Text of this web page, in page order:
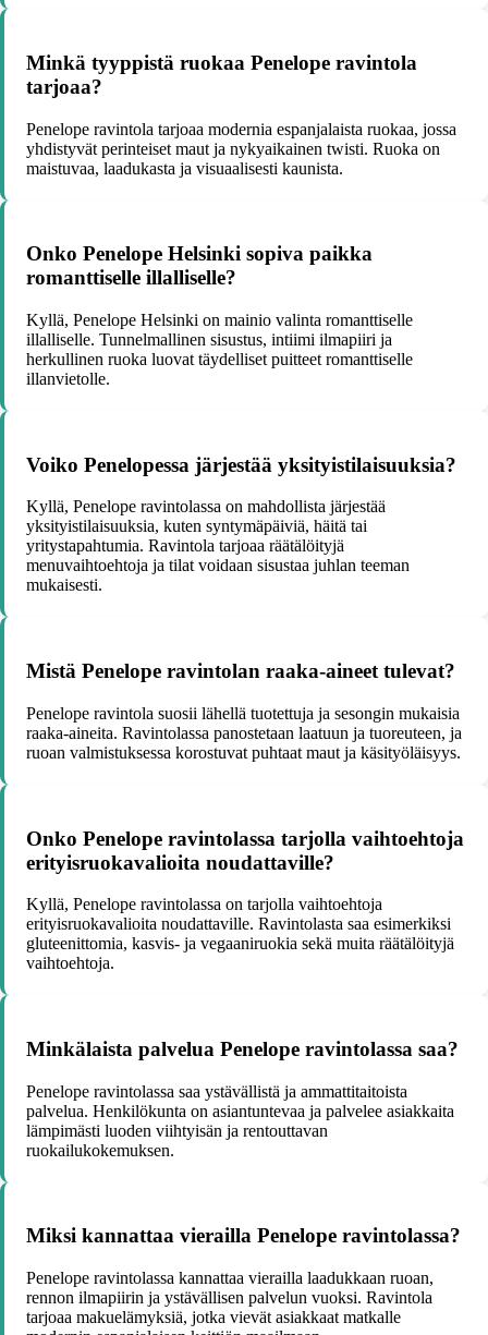
Minkä tyyppistä ruokaa Penelope ravintola
tarjoaa?
Penelope ravintola tarjoaa modernia espanjalaista ruokaa, jossa
yhdistyvät perinteiset maut ja nykyaikainen twisti. Ruoka on
maistuvaa, laadukasta ja visuaalisesti kaunista.
Onko Penelope Helsinki sopiva paikka
romanttiselle illalliselle?
Kyllä, Penelope Helsinki on mainio valinta romanttiselle
illalliselle. Tunnelmallinen sisustus, intiimi ilmapiiri ja
herkullinen ruoka luovat täydelliset puitteet romanttiselle
illanvietolle.
Voiko Penelopessa järjestää yksityistilaisuuksia?
Kyllä, Penelope ravintolassa on mahdollista järjestää
yksityistilaisuuksia, kuten syntymäpäiviä, häitä tai
yritystapahtumia. Ravintola tarjoaa räätälöityjä
menuvaihtoehtoja ja tilat voidaan sisustaa juhlan teeman
mukaisesti.
Mistä Penelope ravintolan raaka-aineet tulevat?
Penelope ravintola suosii lähellä tuotettuja ja sesongin mukaisia
raaka-aineita. Ravintolassa panostetaan laatuun ja tuoreuteen, ja
ruoan valmistuksessa korostuvat puhtaat maut ja käsityöläisyys.
Onko Penelope ravintolassa tarjolla vaihtoehtoja
erityisruokavalioita noudattaville?
Kyllä, Penelope ravintolassa on tarjolla vaihtoehtoja
erityisruokavalioita noudattaville. Ravintolasta saa esimerkiksi
gluteenittomia, kasvis- ja vegaaniruokia sekä muita räätälöityjä
vaihtoehtoja.
Minkälaista palvelua Penelope ravintolassa saa?
Penelope ravintolassa saa ystävällistä ja ammattitaitoista
palvelua. Henkilökunta on asiantuntevaa ja palvelee asiakkaita
lämpimästi luoden viihtyisän ja rentouttavan
ruokailukokemuksen.
Miksi kannattaa vierailla Penelope ravintolassa?
Penelope ravintolassa kannattaa vierailla laadukkaan ruoan,
rennon ilmapiirin ja ystävällisen palvelun vuoksi. Ravintola
tarjoaa makuelämyksiä, jotka vievät asiakkaat matkalle